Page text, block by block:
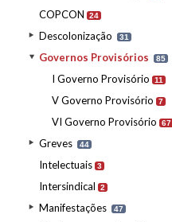
COPCON 24
Descolonização 31
Governos Provisórios 85
I Governo Provisório 11
V Governo Provisório 7
VI Governo Provisório 67
Greves 44
Intelectuais 3
Intersindical 2
Manifestações 47